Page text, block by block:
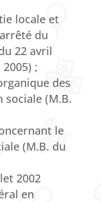
locale et
du
22 avril
;
des
sociale (M.B.
le
(M.B. du
2002
en